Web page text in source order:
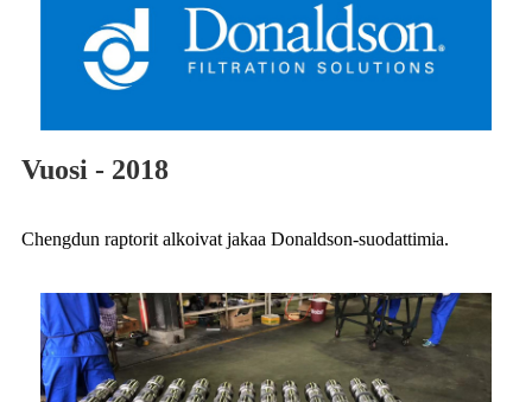
Vuosi - 2018
Chengdun raptorit alkoivat jakaa Donaldson-suodattimia.